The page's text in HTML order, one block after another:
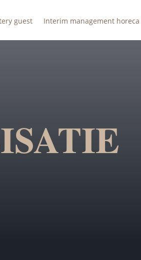
guest Interim management horeca